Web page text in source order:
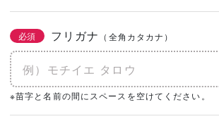
必須 フリガナ （全角カタカナ）
※苗字と名前の間にスペースを空けてください。